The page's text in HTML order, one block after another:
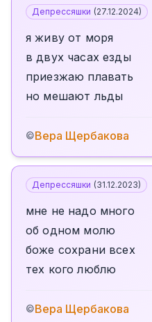
Депрессяшки (27.12.2024)
я живу от моря
в двух часах езды
приезжаю плавать
но мешают льды
©Вера Щербакова
Депрессяшки (31.12.2023)
мне не надо много
об одном молю
боже сохрани всех
тех кого люблю
©Вера Щербакова